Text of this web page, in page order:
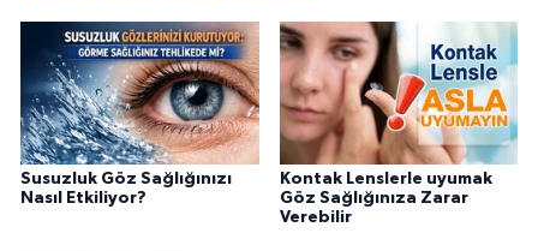
Susuzluk Göz Sağlığınızı
Nasıl Etkiliyor?
Kontak Lenslerle uyumak
Göz Sağlığınıza Zarar
Verebilir